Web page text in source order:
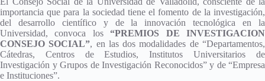
importancia que para la sociedad tiene el fomento de la investigación,
del desarrollo científico y de la innovación tecnológica en la
Universidad, convoca los“PREMIOS DE INVESTIGACION
CONSEJO SOCIAL”, en las dos modalidades de “Departamentos,
Cátedras, Centros de Estudios, Institutos Universitarios de
Investigación y Grupos de Investigación Reconocidos” y de “Empresa
e Instituciones”.